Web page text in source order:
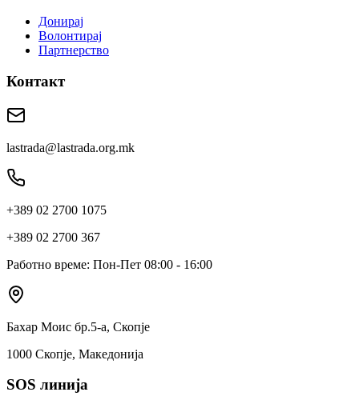
Донирај
Волонтирај
Партнерство
Контакт
lastrada@lastrada.org.mk
+389 02 2700 1075
+389 02 2700 367
Работно време: Пон-Пет 08:00 - 16:00
Бахар Моис бр.5-а, Скопје
1000 Скопје, Македонија
SOS линија